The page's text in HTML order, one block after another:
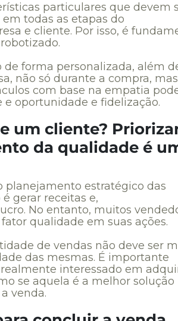
particulares que devem
todas as etapas do
e cliente. Por isso, é
forma personalizada, além
não só durante a compra,
com base na empatia
oportunidade e fidelização.
um cliente?
da qualidade é
estratégico das
gerar receitas e,
No entanto, muitos
qualidade em suas ações.
de vendas não deve ser
das mesmas. É importante
interessado em
se aquela é a melhor solução
venda.